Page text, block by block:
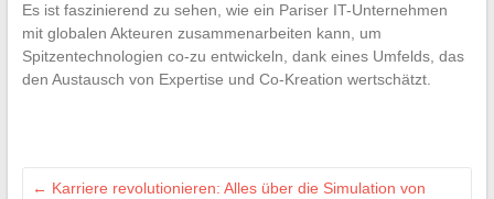
Es ist faszinierend zu sehen, wie ein Pariser IT-Unternehmen
mit globalen Akteuren zusammenarbeiten kann, um
Spitzentechnologien co-zu entwickeln, dank eines Umfelds, das
den Austausch von Expertise und Co-Kreation wertschätzt.
← Karriere revolutionieren: Alles über die Simulation von